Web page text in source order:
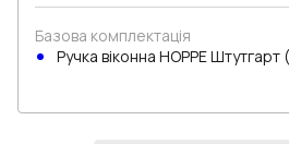
Базова комплектація
Ручка віконна HOPPE Штутгарт